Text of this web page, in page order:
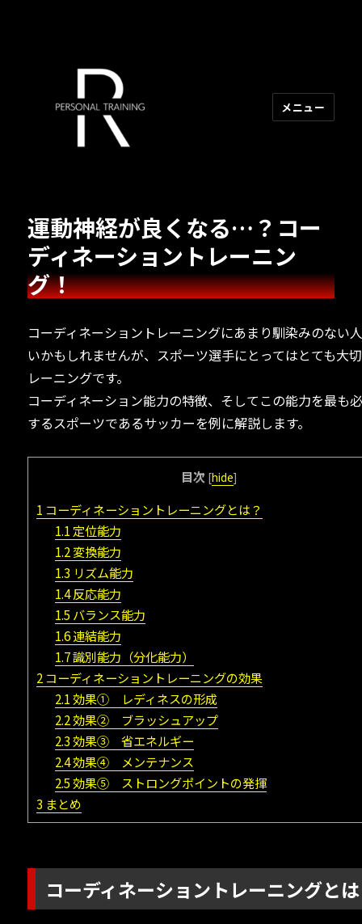
メニュー
運動神経が良くなる…？コー
ディネーショントレーニン
グ！
コーディネーショントレーニングにあまり馴染みのない
いかもしれませんが、スポーツ選手にとってはとても大
レーニングです。
コーディネーション能力の特徴、そしてこの能力を最も
するスポーツであるサッカーを例に解説します。
目次 [hide]
1 コーディネーショントレーニングとは？
1.1 定位能力
1.2変換能力
1.3 リズム能力
1.4反応能力
1.5 バランス能力
1.6連結能力
1.7識別能力（分化能力）
2 コーディネーショントレーニングの効果
2.1効果① レディネスの形成
2.2効果② ブラッシュアップ
2.3効果③ 省エネルギー
2.4効果④ メンテナンス
2.5効果⑤ ストロングポイントの発揮
3 まとめ
コーディネーショントレーニングと